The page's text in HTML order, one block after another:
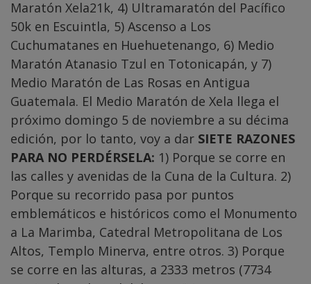
Maratón Xela21k, 4) Ultramaratón del Pacífico
50k en Escuintla, 5) Ascenso a Los
Cuchumatanes en Huehuetenango, 6) Medio
Maratón Atanasio Tzul en Totonicapán, y 7)
Medio Maratón de Las Rosas en Antigua
Guatemala. El Medio Maratón de Xela llega el
próximo domingo 5 de noviembre a su décima
edición, por lo tanto, voy a dar SIETE RAZONES
PARA NO PERDÉRSELA: 1) Porque se corre en
las calles y avenidas de la Cuna de la Cultura. 2)
Porque su recorrido pasa por puntos
emblemáticos e históricos como el Monumento
a La Marimba, Catedral Metropolitana de Los
Altos, Templo Minerva, entre otros. 3) Porque
se corre en las alturas, a 2333 metros (7734